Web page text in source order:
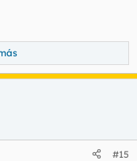
#15